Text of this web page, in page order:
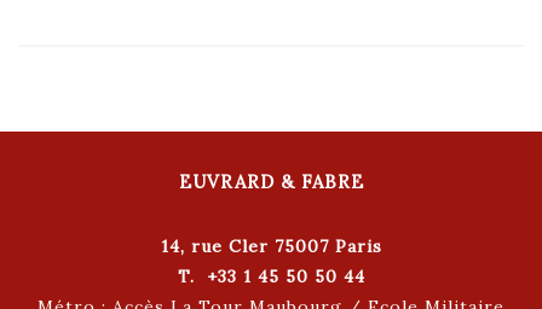
EUVRARD & FABRE
14, rue Cler 75007 Paris
T. +33 1 45 50 50 44